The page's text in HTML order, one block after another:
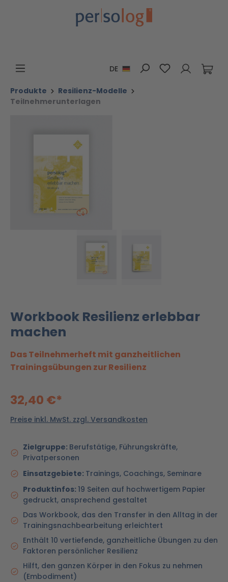
Zum Hauptinhalt springen
DE Du hast 0
Produkte
Resilienz-Modelle
Teilnehmerunterlagen
Workbook Resilienz erlebbar
machen
Das Teilnehmerheft mit ganzheitlichen
Trainingsübungen zur Resilienz
32,40 €*
Preise inkl. MwSt. zzgl. Versandkosten
Zielgruppe: Berufstätige, Führungskräfte,
Privatpersonen
Einsatzgebiete: Trainings, Coachings, Seminare
Produktinfos: 19 Seiten auf hochwertigem Papier
gedruckt, ansprechend gestaltet
Das Workbook, das den Transfer in den Alltag in der
Trainingsnachbearbeitung erleichtert
Enthält 10 vertiefende, ganzheitliche Übungen zu den
Faktoren persönlicher Resilienz
Hilft, den ganzen Körper in den Fokus zu nehmen
(Embodiment)